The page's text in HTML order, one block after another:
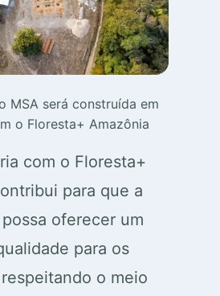
MSA será construída em
o Floresta+ Amazônia
com o Floresta+
para que a
oferecer um
para os
o meio